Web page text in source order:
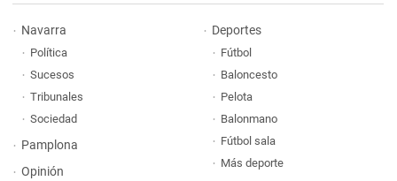
Navarra
Política
Sucesos
Tribunales
Sociedad
Pamplona
Opinión
Deportes
Fútbol
Baloncesto
Pelota
Balonmano
Fútbol sala
Más deporte